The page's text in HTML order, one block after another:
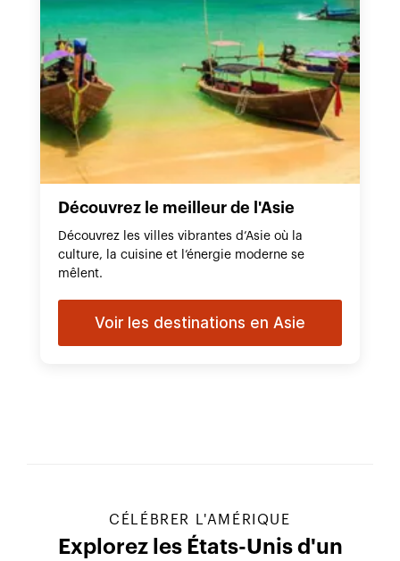
Découvrez le meilleur de l'Asie
Découvrez les villes vibrantes d’Asie où la
culture, la cuisine et l’énergie moderne se
mêlent.
Voir les destinations en Asie
CÉLÉBRER L'AMÉRIQUE
Explorez les États-Unis d'un